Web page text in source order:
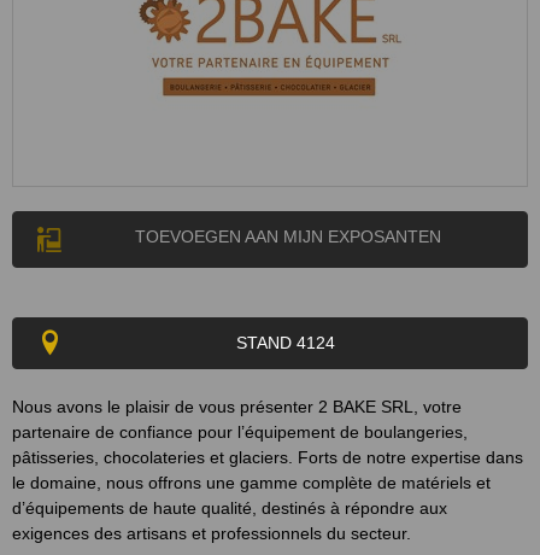
TOEVOEGEN AAN MIJN EXPOSANTEN
STAND 4124
Nous avons le plaisir de vous présenter 2 BAKE SRL, votre
partenaire de confiance pour l’équipement de boulangeries,
pâtisseries, chocolateries et glaciers. Forts de notre expertise dans
le domaine, nous offrons une gamme complète de matériels et
d’équipements de haute qualité, destinés à répondre aux
exigences des artisans et professionnels du secteur.